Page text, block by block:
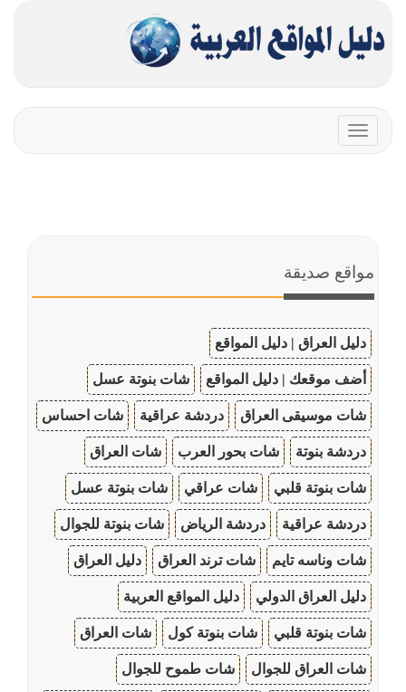
Toggle
navigation
مواقع صديقة
دليل العراق | دليل المواقع
أضف موقعك | دليل المواقع شات بنوتة عسل
شات موسيقى العراق دردشة عراقية شات احساس
دردشة بنوتة شات بحور العرب شات العراق
شات بنوتة قلبي شات عراقي شات بنوتة عسل
دردشة عراقية دردشة الرياض شات بنوتة للجوال
شات وناسه تايم شات ترند العراق دليل العراق
دليل العراق الدولي دليل المواقع العربية
شات بنوتة قلبي شات بنوتة كول شات العراق
شات العراق للجوال شات طموح للجوال